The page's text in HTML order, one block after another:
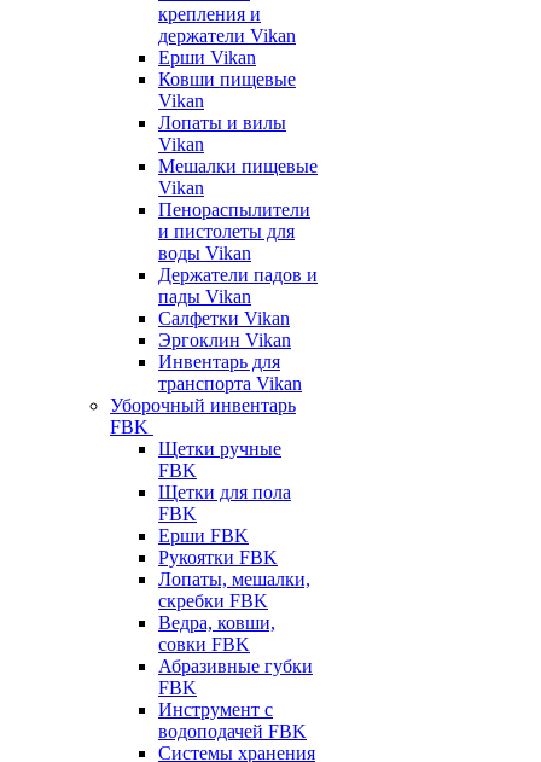
крепления и
держатели Vikan
Ерши Vikan
Ковши пищевые
Vikan
Лопаты и вилы
Vikan
Мешалки пищевые
Vikan
Пенораспылители
и пистолеты для
воды Vikan
Держатели падов и
пады Vikan
Салфетки Vikan
Эргоклин Vikan
Инвентарь для
транспорта Vikan
Уборочный инвентарь
FBK
Щетки ручные
FBK
Щетки для пола
FBK
Ерши FBK
Рукоятки FBK
Лопаты, мешалки,
скребки FBK
Ведра, ковши,
совки FBK
Абразивные губки
FBK
Инструмент с
водоподачей FBK
Системы хранения